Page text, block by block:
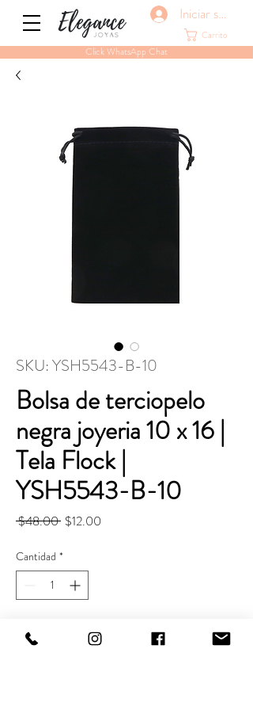
Carrito
Click WhatsApp Chat
Iniciar sesión
SKU: YSH5543-B-10
Bolsa de terciopelo
negra joyeria 10 x 16 |
Tela Flock |
YSH5543-B-10
$48.00 Precio
$12.00
Cantidad *
Agregar al carrito